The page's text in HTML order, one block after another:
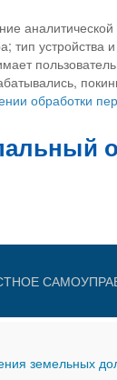
устройства
обработки
земельных